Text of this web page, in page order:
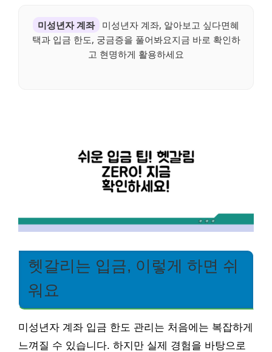
미성년자 계좌
미성년자 계좌, 알아보고 싶다면혜
택과 입금 한도, 궁금증을 풀어봐요지금 바로 확인하
고 현명하게 활용하세요
헷갈리는 입금, 이렇게 하면 쉬
워요
미성년자 계좌 입금 한도 관리는 처음에는 복잡하게
느껴질 수 있습니다. 하지만 실제 경험을 바탕으로